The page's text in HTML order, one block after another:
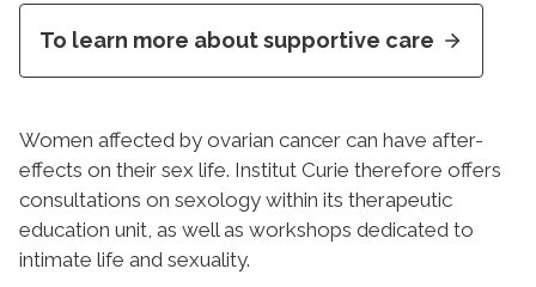
To learn more about supportive care
Women affected by ovarian cancer can have after-
effects on their sex life. Institut Curie therefore offers
consultations on sexology within its therapeutic
education unit, as well as workshops dedicated to
intimate life and sexuality.